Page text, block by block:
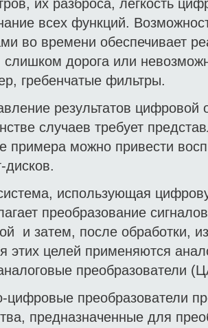
их разброса, легкость
всех функций.
во времени обеспечивает
слишком дорога или
гребенчатые фильтры.
результатов цифровой
случаев требует
примера можно привести
дисков.
использующая
преобразование
и затем, после обработки,
этих целей применяются
преобразователи
цифровые преобразователи
предназначенные для